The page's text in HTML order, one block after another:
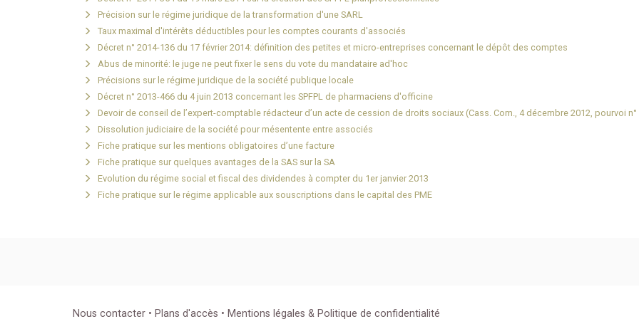
Précision sur le régime juridique de la transformation d'une SARL
Taux maximal d'intérêts déductibles pour les comptes courants d'associés
Décret n° 2014-136 du 17 février 2014: définition des petites et micro-entreprises concernant le dépôt des comptes
Abus de minorité: le juge ne peut fixer le sens du vote du mandataire ad'hoc
Précisions sur le régime juridique de la société publique locale
Décret n° 2013-466 du 4 juin 2013 concernant les SPFPL de pharmaciens d'officine
Devoir de conseil de l’expert-comptable rédacteur d’un acte de cession de droits sociaux (Cass. Com., 4 décembre 2012, pourvoi n°
Dissolution judiciaire de la société pour mésentente entre associés
Fiche pratique sur les mentions obligatoires d’une facture
Fiche pratique sur quelques avantages de la SAS sur la SA
Evolution du régime social et fiscal des dividendes à compter du 1er janvier 2013
Fiche pratique sur le régime applicable aux souscriptions dans le capital des PME
Nous contacter • Plans d'accès • Mentions légales & Politique de confidentialité